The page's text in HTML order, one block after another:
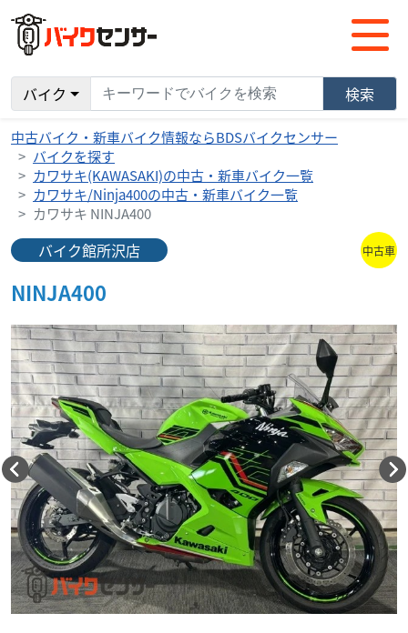
バイク 検索
中古バイク・新車バイク情報ならBDSバイクセンサー
バイクを探す
カワサキ(KAWASAKI)の中古・新車バイク一覧
カワサキ/Ninja400の中古・新車バイク一覧
カワサキ NINJA400
バイク館所沢店 中古車
NINJA400